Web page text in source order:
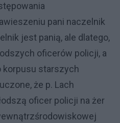
pani naczelnik
jest panią, ale dlatego,
oficerów policji, a
korpusu starszych
że p. Lach
oficer policji na żer